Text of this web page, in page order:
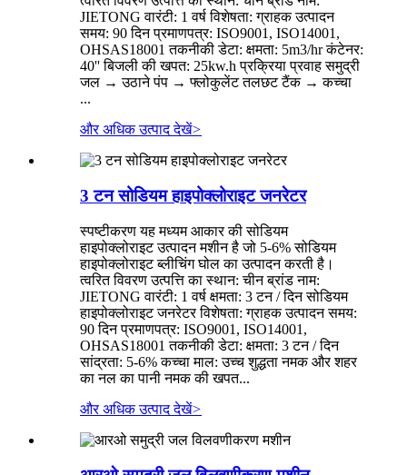
JIETONG वारंटी: 1 वर्ष विशेषता: ग्राहक उत्पादन
समय: 90 दिन प्रमाणपत्र: ISO9001, ISO14001,
OHSAS18001 तकनीकी डेटा: क्षमता: 5m3/hr कंटेनर:
40'' बिजली की खपत: 25kw.h प्रक्रिया प्रवाह समुद्री
जल → उठाने पंप → फ्लोकुलेंट तलछट टैंक → कच्चा
...
और अधिक उत्पाद देखें>
3 टन सोडियम हाइपोक्लोराइट जनरेटर
स्पष्टीकरण यह मध्यम आकार की सोडियम
हाइपोक्लोराइट उत्पादन मशीन है जो 5-6% सोडियम
हाइपोक्लोराइट ब्लीचिंग घोल का उत्पादन करती है।
त्वरित विवरण उत्पत्ति का स्थान: चीन ब्रांड नाम:
JIETONG वारंटी: 1 वर्ष क्षमता: 3 टन / दिन सोडियम
हाइपोक्लोराइट जनरेटर विशेषता: ग्राहक उत्पादन समय:
90 दिन प्रमाणपत्र: ISO9001, ISO14001,
OHSAS18001 तकनीकी डेटा: क्षमता: 3 टन / दिन
सांद्रता: 5-6% कच्चा माल: उच्च शुद्धता नमक और शहर
का नल का पानी नमक की खपत...
और अधिक उत्पाद देखें>